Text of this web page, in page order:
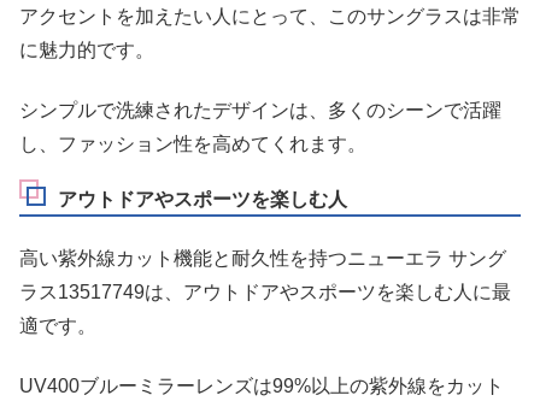
アクセントを加えたい人にとって、このサングラスは非常
に魅力的です。
シンプルで洗練されたデザインは、多くのシーンで活躍
し、ファッション性を高めてくれます。
アウトドアやスポーツを楽しむ人
高い紫外線カット機能と耐久性を持つニューエラ サング
ラス13517749は、アウトドアやスポーツを楽しむ人に最
適です。
UV400ブルーミラーレンズは99%以上の紫外線をカット